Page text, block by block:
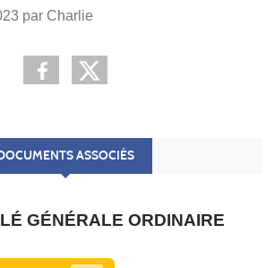
par Charlie
ASSOCIÉS
GÉNÉRALE ORDINAIRE